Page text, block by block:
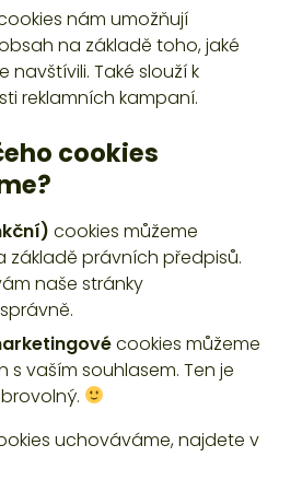
nám umožňují
na základě toho, jaké
navštívili. Také slouží k
reklamních kampaní.
cookies
cookies můžeme
právních předpisů.
naše stránky
cookies můžeme
s vaším souhlasem. Ten je
uchováváme, najdete v